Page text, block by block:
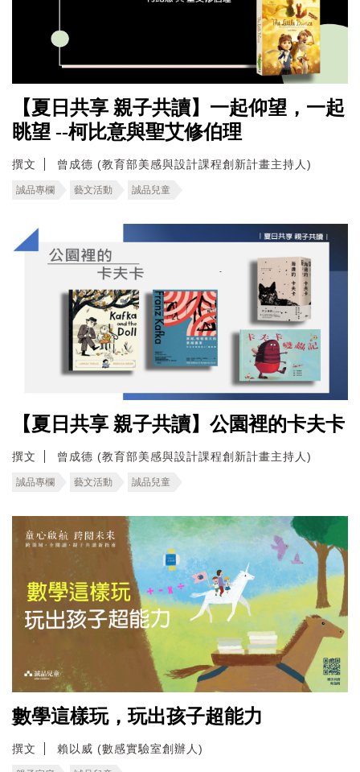
【夏日共享 親子共讀】一起仰望，一起
眺望 --柯比意與聖艾修伯理
撰文 曾成德 (教育部美感與設計課程創新計畫主持人)
誠品專欄 藝文活動 誠品兒童
【夏日共享 親子共讀】公園裡的卡夫卡
撰文 曾成德 (教育部美感與設計課程創新計畫主持人)
誠品專欄 藝文活動 誠品兒童
數學這樣玩，玩出孩子超能力
撰文 賴以威 (數感實驗室創辦人)